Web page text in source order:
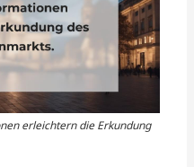
erleichtern die Erkundung